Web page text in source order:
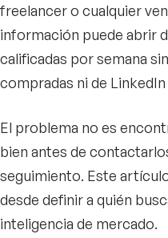
freelancer o cualquier
información puede abrir
calificadas por semana
compradas ni de
El problema no es
bien antes de
seguimiento. Este
desde definir a quién
inteligencia de mercado.